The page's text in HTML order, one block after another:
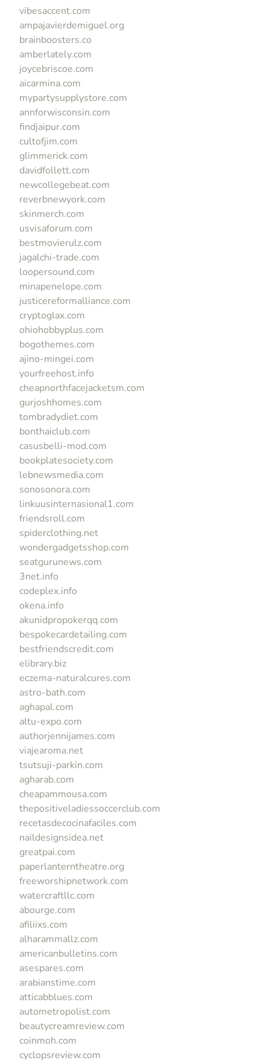
vibesaccent.com
ampajavierdemiguel.org
brainboosters.co
amberlately.com
joycebriscoe.com
aicarmina.com
mypartysupplystore.com
annforwisconsin.com
findjaipur.com
cultofjim.com
glimmerick.com
davidfollett.com
newcollegebeat.com
reverbnewyork.com
skinmerch.com
usvisaforum.com
bestmovierulz.com
jagalchi-trade.com
loopersound.com
minapenelope.com
justicereformalliance.com
cryptoglax.com
ohiohobbyplus.com
bogothemes.com
ajino-mingei.com
yourfreehost.info
cheapnorthfacejacketsm.com
gurjoshhomes.com
tombradydiet.com
bonthaiclub.com
casusbelli-mod.com
bookplatesociety.com
lebnewsmedia.com
sonosonora.com
linkuusinternasional1.com
friendsroll.com
spiderclothing.net
wondergadgetsshop.com
seatgurunews.com
3net.info
codeplex.info
okena.info
akunidpropokerqq.com
bespokecardetailing.com
bestfriendscredit.com
elibrary.biz
eczema-naturalcures.com
astro-bath.com
aghapal.com
altu-expo.com
authorjennijames.com
viajearoma.net
tsutsuji-parkin.com
agharab.com
cheapammousa.com
thepositiveladiessoccerclub.com
recetasdecocinafaciles.com
naildesignsidea.net
greatpai.com
paperlanterntheatre.org
freeworshipnetwork.com
watercraftllc.com
abourge.com
afiliixs.com
alharammallz.com
americanbulletins.com
asespares.com
arabianstime.com
atticabblues.com
autometropolist.com
beautycreamreview.com
coinmoh.com
cyclopsreview.com